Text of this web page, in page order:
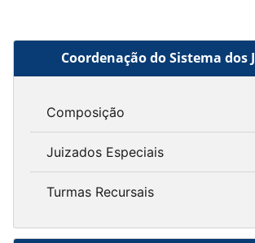
Coordenação do Sistema dos
Composição
Juizados Especiais
Turmas Recursais